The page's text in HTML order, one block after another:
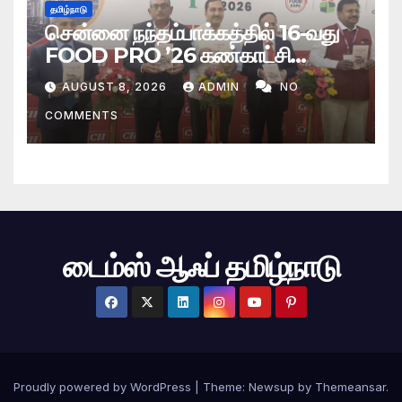
தமிழ்நாடு
சென்னை நந்தம்பாக்கத்தில் 16-வது
FOOD PRO ’26 கண்காட்சி
தொடக்கம் – 300-க்கும் மேற்பட்ட
அரங்குகள் அமைப்பு
AUGUST 8, 2026 ADMIN NO
COMMENTS
டைம்ஸ் ஆஃப் தமிழ்நாடு
Proudly powered by WordPress Theme: Newsup by Themeansar.